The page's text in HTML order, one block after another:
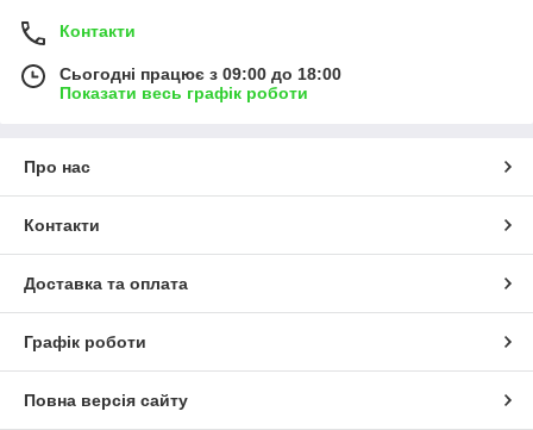
Контакти
Сьогодні працює з 09:00 до 18:00
Показати весь графік роботи
Про нас
Контакти
Доставка та оплата
Графік роботи
Повна версія сайту